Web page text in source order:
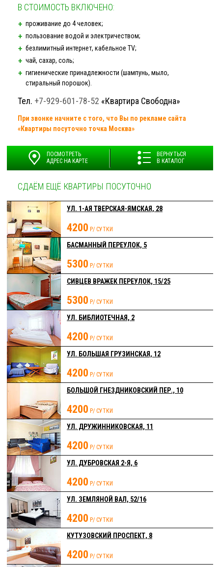
В СТОИМОСТЬ ВКЛЮЧЕНО:
проживание до 4 человек;
пользование водой и электричеством;
безлимитный интернет, кабельное TV;
чай, сахар, соль;
гигиенические принадлежности (шампунь, мыло,
стиральный порошок).
Тел. +7-929-601-78-52 «Квартира Свободна»
При звонке начните с того, что Вы по рекламе сайта
«Квартиры посуточно точка Москва»
ПОСМОТРЕТЬ
АДРЕС НА КАРТЕ
ВЕРНУТЬСЯ
В КАТАЛОГ
СДАЁМ ЕЩЁ КВАРТИРЫ ПОСУТОЧНО
УЛ. 1-АЯ ТВЕРСКАЯ-ЯМСКАЯ, 28
4200 Р/ СУТКИ
БАСМАННЫЙ ПЕРЕУЛОК, 5
5300 Р/ СУТКИ
СИВЦЕВ ВРАЖЕК ПЕРЕУЛОК, 15/25
5300 Р/ СУТКИ
УЛ. БИБЛИОТЕЧНАЯ, 2
4200 Р/ СУТКИ
УЛ. БОЛЬШАЯ ГРУЗИНСКАЯ, 12
4200 Р/ СУТКИ
БОЛЬШОЙ ГНЕЗДНИКОВСКИЙ ПЕР., 10
4200 Р/ СУТКИ
УЛ. ДРУЖИННИКОВСКАЯ, 11
4200 Р/ СУТКИ
УЛ. ДУБРОВСКАЯ 2-Я, 6
4200 Р/ СУТКИ
УЛ. ЗЕМЛЯНОЙ ВАЛ, 52/16
4200 Р/ СУТКИ
КУТУЗОВСКИЙ ПРОСПЕКТ, 8
4200 Р/ СУТКИ